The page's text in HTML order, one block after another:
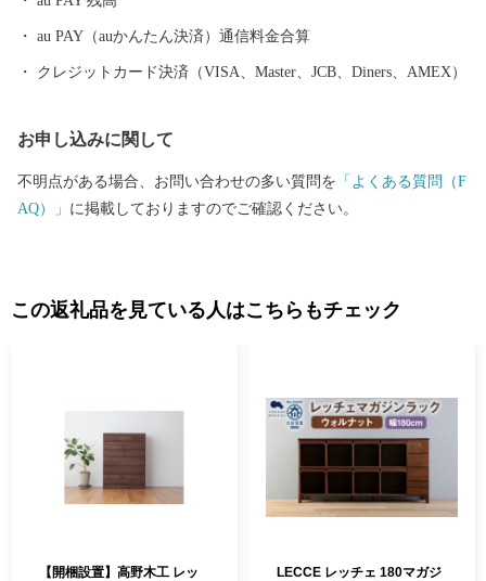
au PAY（auかんたん決済）通信料金合算
クレジットカード決済（VISA、Master、JCB、Diners、AMEX）
お申し込みに関して
不明点がある場合、お問い合わせの多い質問を 「よくある質問（F
AQ）」 に掲載しておりますのでご確認ください。
この返礼品を見ている人はこちらもチェック
【開梱設置】高野木工 レッ
LECCE レッチェ 180マガジ